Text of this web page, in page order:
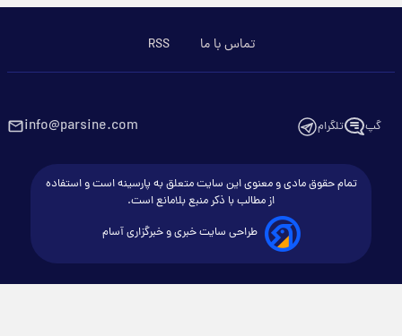
تماس با ما RSS
گپ تلگرام info@parsine.com
تمام حقوق مادی و معنوی این سایت متعلق به پارسینه است و استفاده
از مطالب با ذکر منبع بلامانع است.
طراحی سایت خبری و خبرگزاری آسام